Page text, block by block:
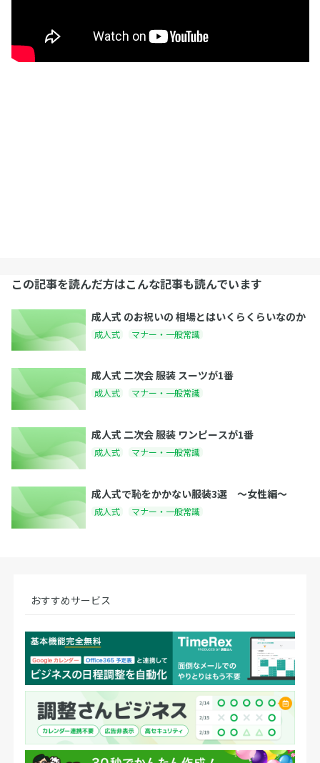
この記事を読んだ方はこんな記事も読んでいます
成人式 のお祝いの 相場とはいくらくらいなのか
成人式 マナー・一般常識
成人式 二次会 服装 スーツが1番
成人式 マナー・一般常識
成人式 二次会 服装 ワンピースが1番
成人式 マナー・一般常識
成人式で恥をかかない服装3選 〜女性編〜
成人式 マナー・一般常識
おすすめサービス